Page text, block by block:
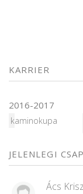
KARRIER
2016-2017
kaminokupa
JELENLEGI
Ács